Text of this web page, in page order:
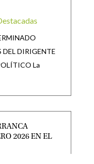
DEL DIRIGENTE
La
2026 EN EL